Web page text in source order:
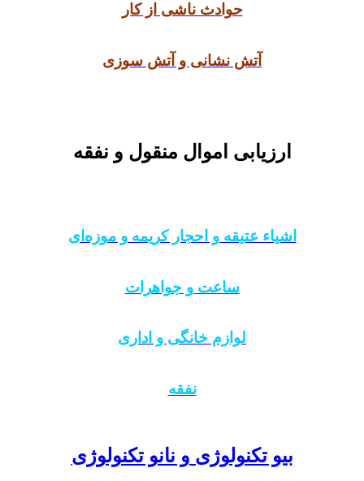
حوادث ناشی از کار
آتش نشانی و آتش سوزی
ارزیابی اموال منقول و نفقه
اشیاء عتیقه و احجار کریمه و موزه‌ای
ساعت و جواهرات
لوازم خانگی و اداری
نفقه
بیو تکنولوژی و نانو تکنولوژی